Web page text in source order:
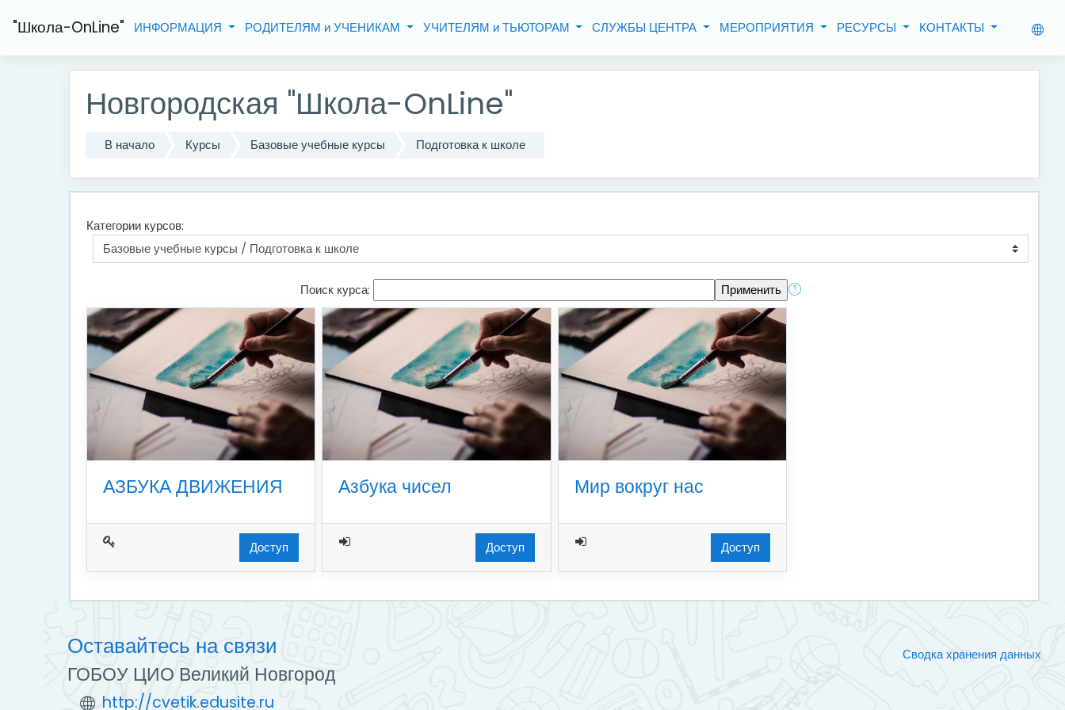
"Школа-OnLine" ИНФОРМАЦИЯ РОДИТЕЛЯМ и УЧЕНИКАМ УЧИТЕЛЯМ и ТЬЮТОРАМ СЛУЖБЫ ЦЕНТРА МЕРОПРИЯТИЯ РЕСУРСЫ КОНТАКТЫ
Новгородская "Школа-OnLine"
В начало Курсы Базовые учебные курсы Подготовка к школе
Категории курсов:
Поиск курса:
АЗБУКА ДВИЖЕНИЯ
Доступ
Азбука чисел
Доступ
Мир вокруг нас
Доступ
Оставайтесь на связи
ГОБОУ ЦИО Великий Новгород
http://cvetik.edusite.ru
Сводка хранения данных